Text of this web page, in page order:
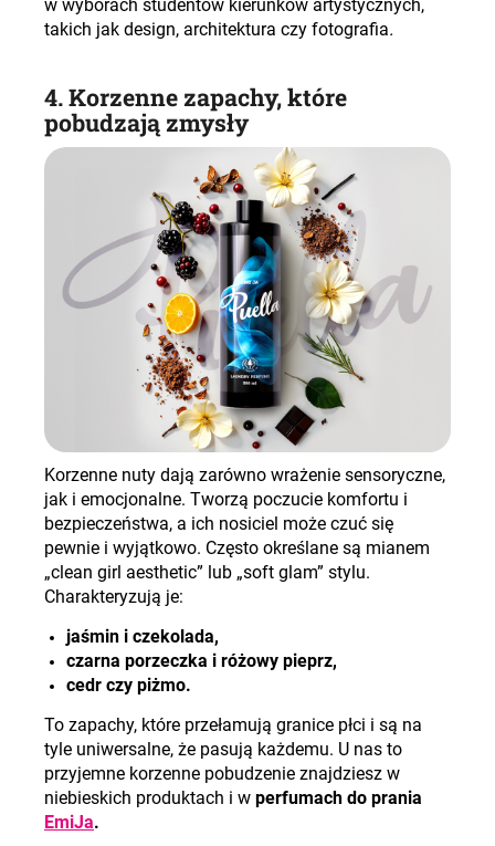
w wyborach studentów kierunków artystycznych,
takich jak design, architektura czy fotografia.
4. Korzenne zapachy, które
pobudzają zmysły
Korzenne nuty dają zarówno wrażenie sensoryczne,
jak i emocjonalne. Tworzą poczucie komfortu i
bezpieczeństwa, a ich nosiciel może czuć się
pewnie i wyjątkowo. Często określane są mianem
„clean girl aesthetic” lub „soft glam” stylu.
Charakteryzują je:
jaśmin i czekolada,
czarna porzeczka i różowy pieprz,
cedr czy piżmo.
To zapachy, które przełamują granice płci i są na
tyle uniwersalne, że pasują każdemu. U nas to
przyjemne korzenne pobudzenie znajdziesz w
niebieskich produktach i w perfumach do prania
EmiJa.